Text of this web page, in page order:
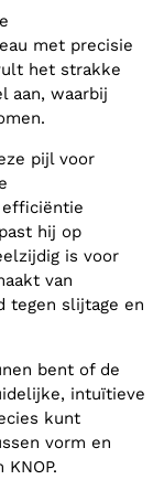
met precisie
het strakke
aan, waarbij
pijl voor
efficiëntie
hij op
is voor
van
tegen slijtage en
bent of de
intuïtieve
kunt
vorm en